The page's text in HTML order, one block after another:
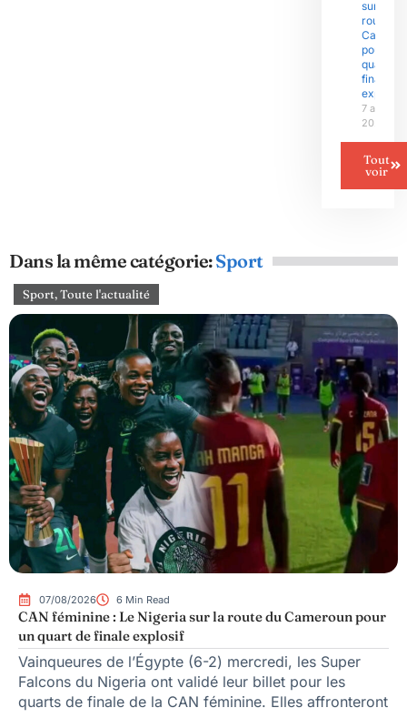
sur la
route du
pour un
quart de
finale
explosif
7 août
2026
Tout
voir
Dans la même catégorie:Sport
Sport,Toute l'actualité
07/08/2026 6 Min Read
CAN féminine : Le Nigeria sur la route du Cameroun pour
un quart de finale explosif
Vainqueures de l’Égypte (6-2) mercredi, les Super
Falcons du Nigeria ont validé leur billet pour les
quarts de finale de la CAN féminine. Elles affronteront